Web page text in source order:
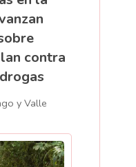
contra
y Valle